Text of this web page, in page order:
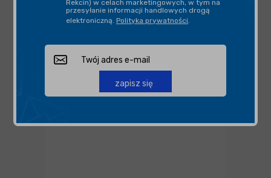
Rekcin) w celach marketingowych, w tym na
przesyłanie informacji handlowych drogą
elektroniczną. Polityka prywatności.
zapisz się